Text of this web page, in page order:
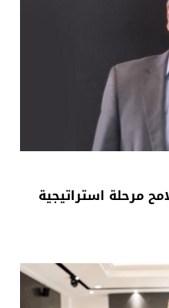
مرحلة استراتيجية